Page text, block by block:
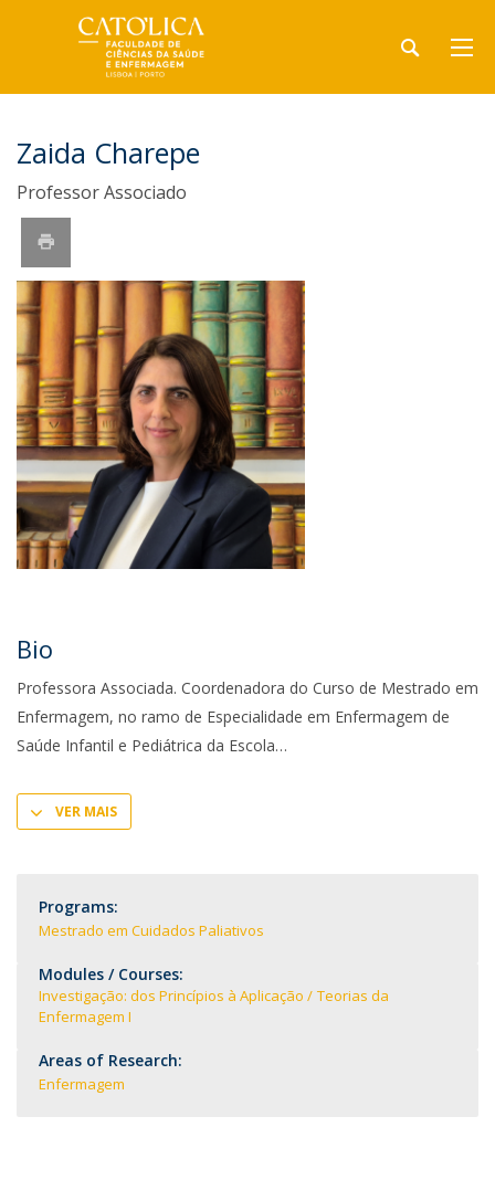
Zaida Charepe
Professor Associado
Bio
Professora Associada. Coordenadora do Curso de Mestrado em
Enfermagem, no ramo de Especialidade em Enfermagem de
Saúde Infantil e Pediátrica da Escola
VER MAIS
Programs:
Mestrado em Cuidados Paliativos
Modules / Courses:
Investigação: dos Princípios à Aplicação
Teorias da
Enfermagem I
Areas of Research:
Enfermagem